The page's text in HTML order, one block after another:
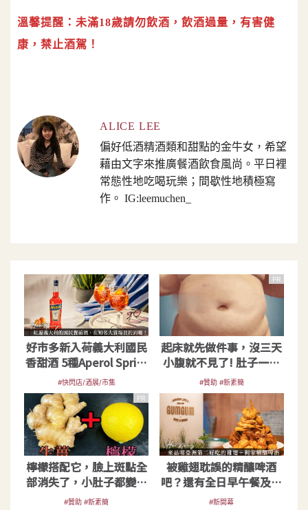
溫馨提醒：未滿18歲請勿飲酒，飲酒過量，有害健
康，禁止酒駕！
ALICE LEE
偏好低酒精酒類和甜點的金牛女，希望
藉由文字來推廣餐酒飲食風尚。平日裡
常態性地吃喝玩樂；間歇性地積極寫
作。 IG:leemuchen_
好市多新入荷義大利國民
香甜酒 5種Aperol Spritz
特調酒譜公開
#快閃店/酒展/市集
PR
起床就先做件事，沒三天
小腹就不見了! 肚子一天
天變小！
#贊助 #新素簡
PR
檸檬搭配它，臉上斑點全
部消失了，小肚子都變平
坦了
#贊助 #新素簡
被雞翅耽誤的精釀啤酒
吧？還有全日早午餐及調
酒｜小巨蛋 GUMGUM
#新開幕